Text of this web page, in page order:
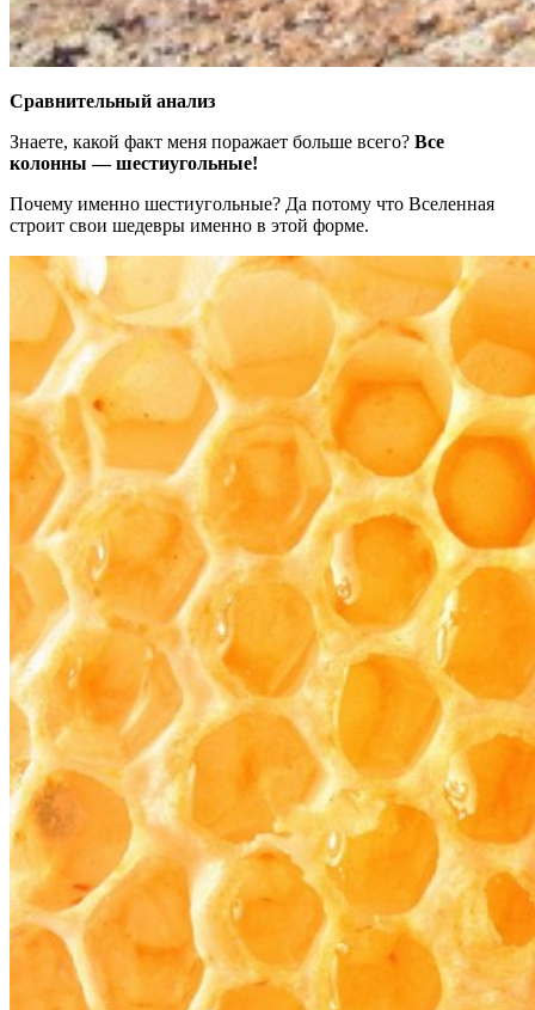
Сравнительный анализ
Знаете, какой факт меня поражает больше всего? Все
колонны — шестиугольные!
Почему именно шестиугольные? Да потому что Вселенная
строит свои шедевры именно в этой форме.